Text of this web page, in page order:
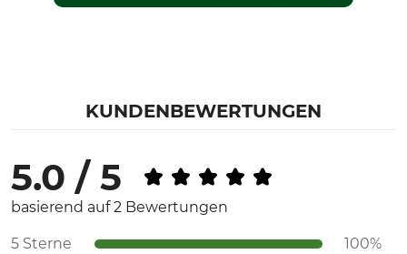
KUNDENBEWERTUNGEN
5.0 / 5
basierend auf 2 Bewertungen
5 Sterne
100%